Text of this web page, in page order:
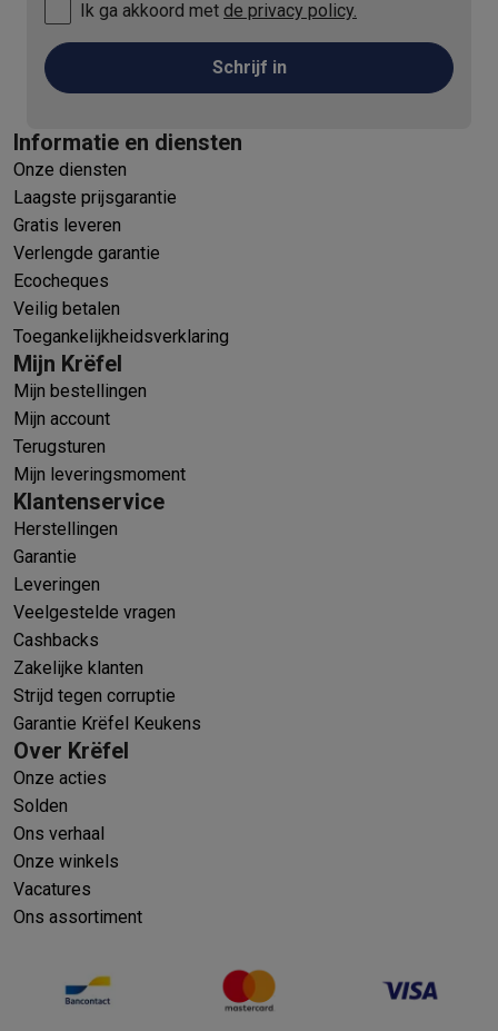
Ik ga akkoord met de privacy policy.
Schrijf in
Informatie en diensten
Onze diensten
Laagste prijsgarantie
Gratis leveren
Verlengde garantie
Ecocheques
Veilig betalen
Toegankelijkheidsverklaring
Mijn Krëfel
Mijn bestellingen
Mijn account
Terugsturen
Mijn leveringsmoment
Klantenservice
Herstellingen
Garantie
Leveringen
Veelgestelde vragen
Cashbacks
Zakelijke klanten
Strijd tegen corruptie
Garantie Krëfel Keukens
Over Krëfel
Onze acties
Solden
Ons verhaal
Onze winkels
Vacatures
Ons assortiment